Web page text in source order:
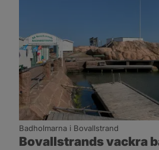
Badholmarna i Bovallstrand
Bovallstrands vackra